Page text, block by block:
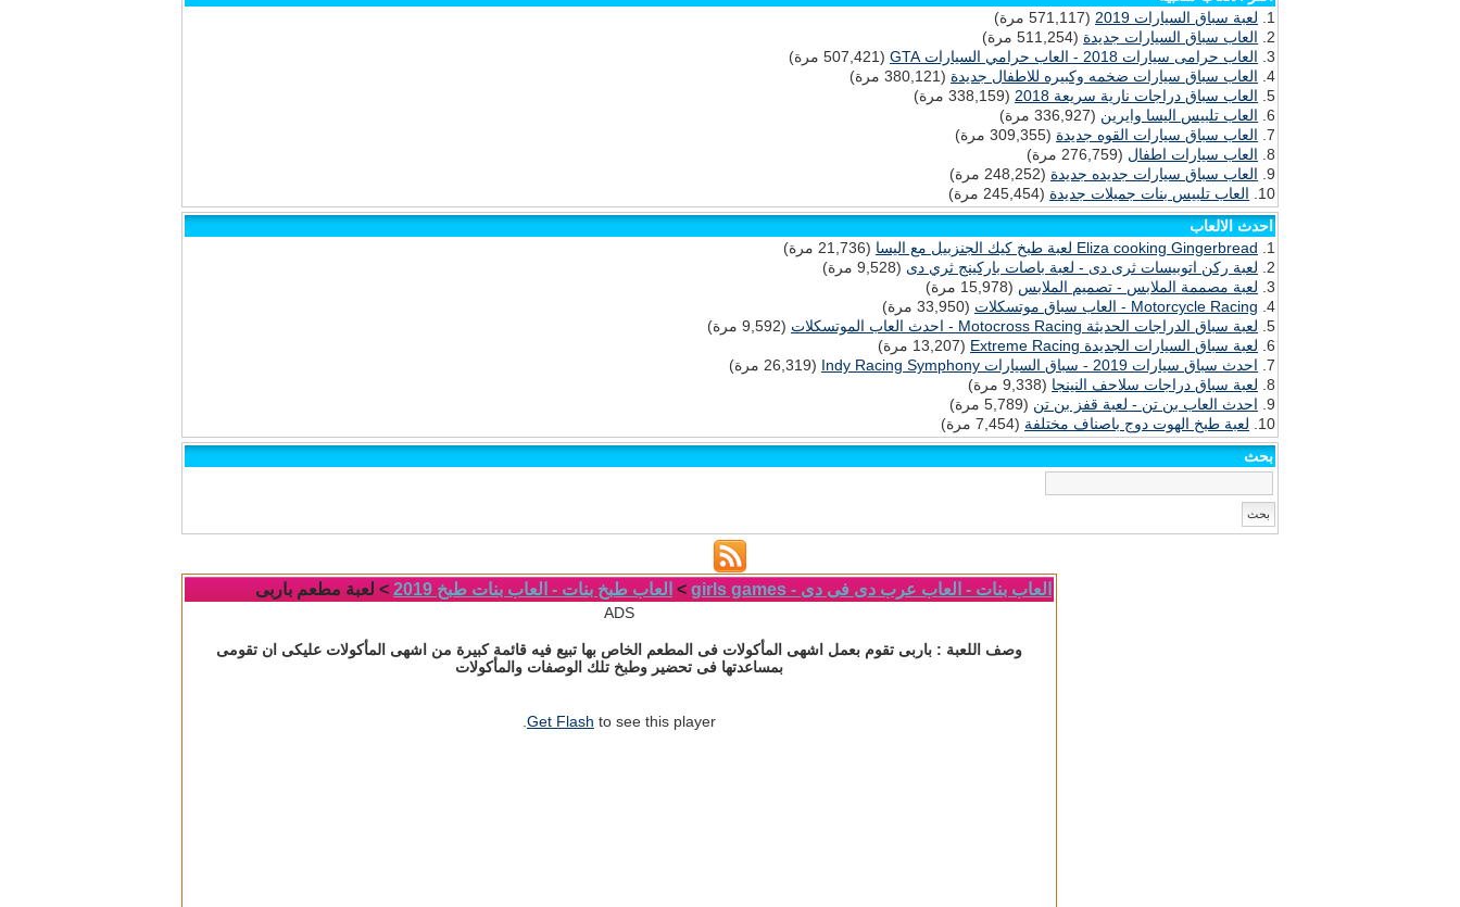
لعبة سباق السيارات 2019
(571,117 مرة)
العاب سباق السيارات جديدة (511,254 مرة)
العاب حرامى سيارات 2018 - العاب حرامي السيارات GTA
(507,421 مرة)
العاب سباق سيارات ضخمه وكبيره للاطفال جديدة (380,121 مرة)
العاب سباق دراجات نارية سريعة 2018
(338,159 مرة)
العاب تلبيس اليسا وايرين (336,927 مرة)
العاب سباق سيارات القوه جديدة (309,355 مرة)
العاب سيارات اطفال (276,759 مرة)
العاب سباق سيارات جديده جديدة (248,252 مرة)
العاب تلبيس بنات جميلات جديدة (245,454 مرة)
احدث الالعاب
Eliza cooking Gingerbread لعبة طبخ كيك الجنزبيل مع اليسا
(21,736 مرة)
لعبة ركن اتوبيسات ثرى دى - لعبة باصات باركينج ثري دى (9,528 مرة)
لعبة مصممة الملابس - تصميم الملابس (15,978 مرة)
Motorcycle Racing - العاب سباق موتسكلات
(33,950 مرة)
لعبة سباق الدراجات الحديثة Motocross Racing - احدث العاب الموتسكلات
(9,592 مرة)
لعبة سباق السيارات الجديدة Extreme Racing
(13,207 مرة)
احدث سباق سيارات 2019 - سباق السيارات Indy Racing Symphony
(26,319 مرة)
لعبة سباق دراجات سلاحف النينجا (9,338 مرة)
احدث العاب بن تن - لعبة قفز بن تن (5,789 مرة)
لعبة طبخ الهوت دوج باصناف مختلفة (7,454 مرة)
بحث
العاب بنات - العاب عرب دى فى دى - girls games > العاب طبخ بنات - العاب بنات طبخ 2019 > لعبة مطعم باربى
ADS
وصف اللعبة : باربى تقوم بعمل اشهى المأكولات فى المطعم الخاص بها تبيع فيه قائمة كبيرة من اشهى المأكولات عليكى ان تقومى
بمساعدتها فى تحضير وطبخ تلك الوصفات والمأكولات
Get Flash to see this player.